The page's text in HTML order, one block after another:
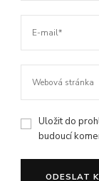
Uložit do
budoucí